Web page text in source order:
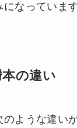
なっています
本の違い
ような違い